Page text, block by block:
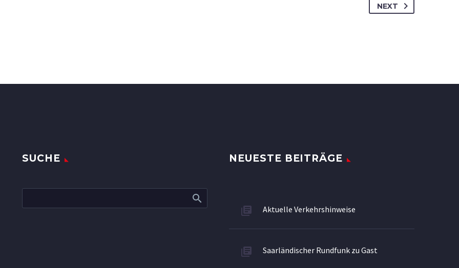
NEXT
SUCHE NEUESTE BEITRÄGE
Aktuelle Verkehrshinweise
Saarländischer Rundfunk zu Gast